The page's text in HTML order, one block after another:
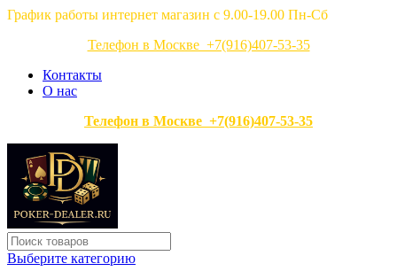
График работы интернет магазин с 9.00-19.00 Пн-Сб
Телефон в Москве +7(916)407-53-35
Контакты
О нас
Телефон в Москве +7(916)407-53-35
Выберите категорию